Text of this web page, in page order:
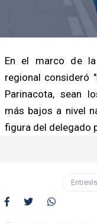
En el marco de
regional consideró
Parinacota, sean
más bajos a nivel
figura del delegado